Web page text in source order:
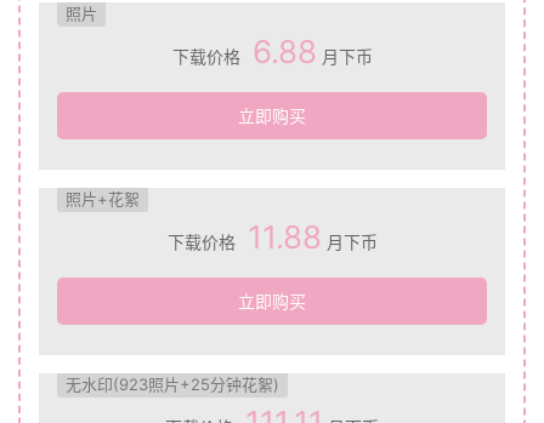
照片
下载价格 6.88 月下币
立即购买
照片+花絮
下载价格 11.88 月下币
立即购买
无水印(923照片+25分钟花絮)